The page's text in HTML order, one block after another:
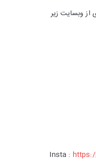
از وبسایت زیر
Insta :